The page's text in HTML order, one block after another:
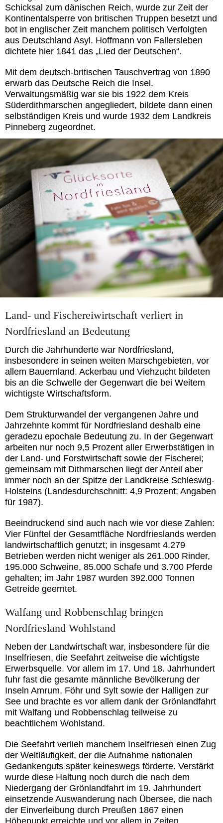
Schicksal zum dänischen Reich, wurde zur Zeit der
Kontinentalsperre von britischen Truppen besetzt und
bot in englischer Zeit manchem politisch Verfolgten
aus Deutschland Asyl. Hoffmann von Fallersleben
dichtete hier 1841 das „Lied der Deutschen“.
Mit dem deutsch-britischen Tauschvertrag von 1890
erwarb das Deutsche Reich die Insel.
Verwaltungsmäßig war sie bis 1922 dem Kreis
Süderdithmarschen angegliedert, bildete dann einen
selbständigen Kreis und wurde 1932 dem Landkreis
Pinneberg zugeordnet.
Land- und Fischereiwirtschaft verliert in
Nordfriesland an Bedeutung
Durch die Jahrhunderte war Nordfriesland,
insbesondere in seinen weiten Marschgebieten, vor
allem Bauernland. Ackerbau und Viehzucht bildeten
bis an die Schwelle der Gegenwart die bei Weitem
wichtigste Wirtschaftsform.
Dem Strukturwandel der vergangenen Jahre und
Jahrzehnte kommt für Nordfriesland deshalb eine
geradezu epochale Bedeutung zu. In der Gegenwart
arbeiten nur noch 9,5 Prozent aller Erwerbstätigen in
der Land- und Forstwirtschaft sowie der Fischerei;
gemeinsam mit Dithmarschen liegt der Anteil aber
immer noch an der Spitze der Landkreise Schleswig-
Holsteins (Landesdurchschnitt: 4,9 Prozent; Angaben
für 1987).
Beeindruckend sind auch nach wie vor diese Zahlen:
Vier Fünftel der Gesamtfläche Nordfrieslands werden
landwirtschaftlich genutzt; in insgesamt 4.279
Betrieben werden nicht weniger als 261.000 Rinder,
195.000 Schweine, 85.000 Schafe und 3.700 Pferde
gehalten; im Jahr 1987 wurden 392.000 Tonnen
Getreide geerntet.
Walfang und Robbenschlag bringen
Nordfriesland Wohlstand
Neben der Landwirtschaft war, insbesondere für die
Inselfriesen, die Seefahrt zeitweise die wichtigste
Erwerbsquelle. Vor allem im 17. Und 18. Jahrhundert
fuhr fast die gesamte männliche Bevölkerung der
Inseln Amrum, Föhr und Sylt sowie der Halligen zur
See und brachte es vor allem dank der Grönlandfahrt
mit Walfang und Robbenschlag teilweise zu
beachtlichem Wohlstand.
Die Seefahrt verlieh manchem Inselfriesen einen Zug
der Weltläufigkeit, der die Aufnahme nationalen
Gedankenguts später keineswegs förderte. Verstärkt
wurde diese Haltung noch durch die nach dem
Niedergang der Grönlandfahrt im 19. Jahrhundert
einsetzende Auswanderung nach Übersee, die nach
der Einverleibung durch Preußen 1867 einen
Höhepunkt erreichte und vor allem in Zeiten